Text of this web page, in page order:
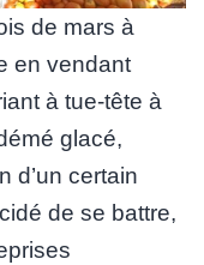
de mars à
en vendant
à tue-tête à
glacé,
d’un certain
de se battre,